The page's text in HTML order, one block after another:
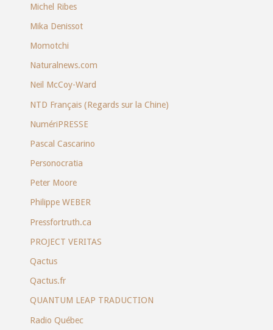
Michel Ribes
Mika Denissot
Momotchi
Naturalnews.com
Neil McCoy-Ward
NTD Français (Regards sur la Chine)
NumériPRESSE
Pascal Cascarino
Personocratia
Peter Moore
Philippe WEBER
Pressfortruth.ca
PROJECT VERITAS
Qactus
Qactus.fr
QUANTUM LEAP TRADUCTION
Radio Québec